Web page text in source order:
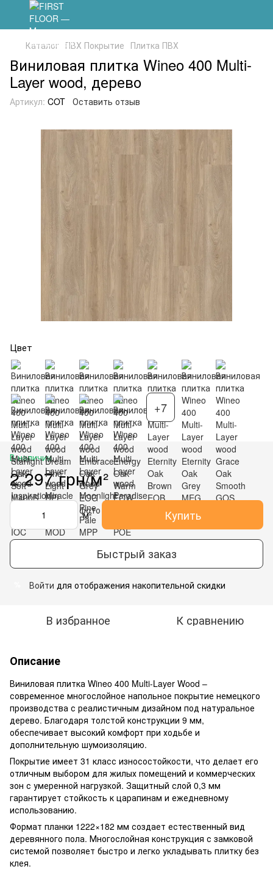
Каталог ПВХ Покрытие Плитка ПВХ
Виниловая плитка Wineo 400 Multi-
Layer wood, дерево
Артикул: COT Оставить отзыв
Цвет
+7
В наличии
2 297 грн/м²
м² Купить
Быстрый заказ
Войти для отображения накопительной скидки
В избранное К сравнению
Описание
Виниловая плитка Wineo 400 Multi-Layer Wood –
современное многослойное напольное покрытие немецкого
производства с реалистичным дизайном под натуральное
дерево. Благодаря толстой конструкции 9 мм,
обеспечивает высокий комфорт при ходьбе и
дополнительную шумоизоляцию.
Покрытие имеет 31 класс износостойкости, что делает его
отличным выбором для жилых помещений и коммерческих
зон с умеренной нагрузкой. Защитный слой 0,3 мм
гарантирует стойкость к царапинам и ежедневному
использованию.
Формат планки 1222×182 мм создает естественный вид
деревянного пола. Многослойная конструкция с замковой
системой позволяет быстро и легко укладывать плитку без
клея.